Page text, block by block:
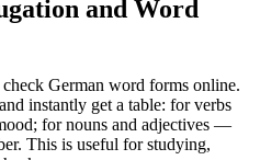
and Word
German word forms online.
instantly get a table: for verbs
for nouns and adjectives —
This is useful for studying,